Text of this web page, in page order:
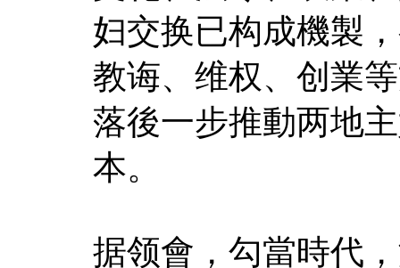
妇交换已构成機製
教诲、维权、创業
落後一步推動两地
本。
据领會，勾當時代